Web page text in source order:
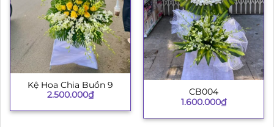
Kệ Hoa Chia Buồn 9
2.500.000₫
CB004
1.600.000₫